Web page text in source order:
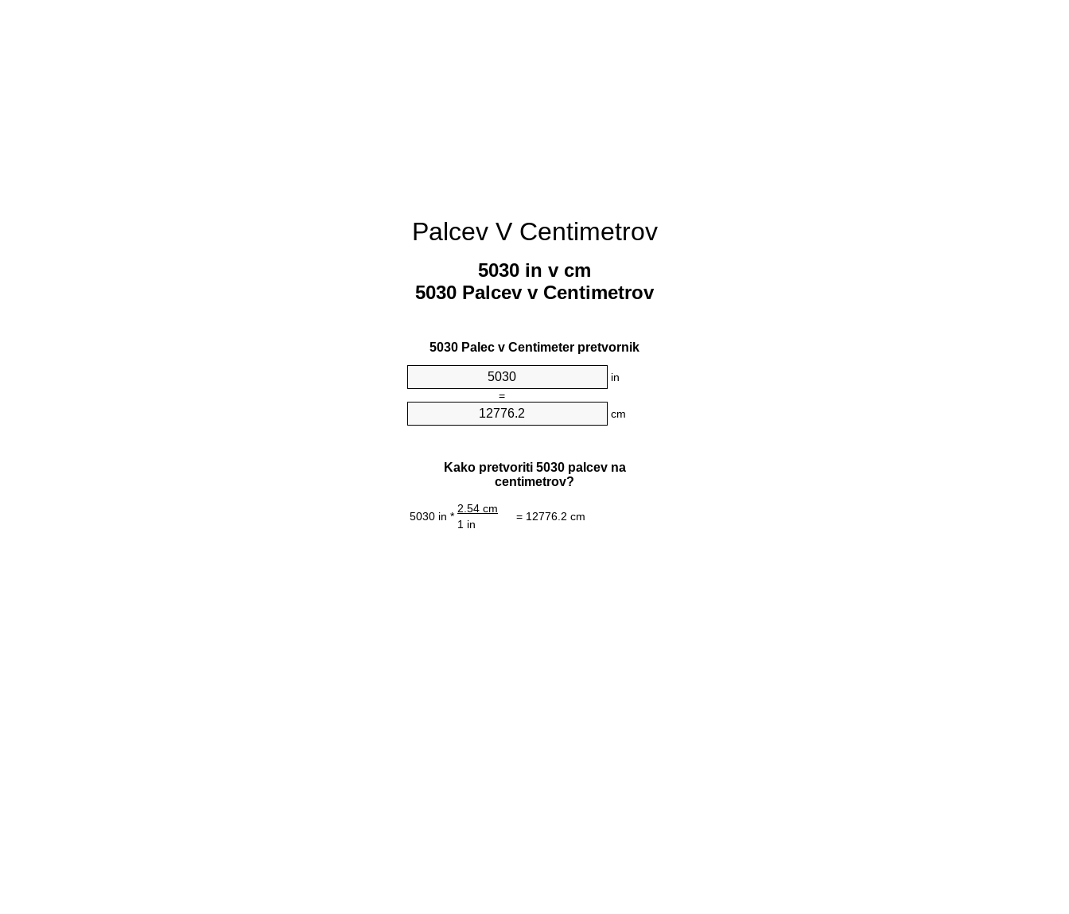
Palcev V Centimetrov
5030 in v cm
5030 Palcev v Centimetrov
5030 Palec v Centimeter pretvornik
in
=
cm
Kako pretvoriti 5030 palcev na
centimetrov?
5030 in *
2.54 cm
= 12776.2 cm
1 in